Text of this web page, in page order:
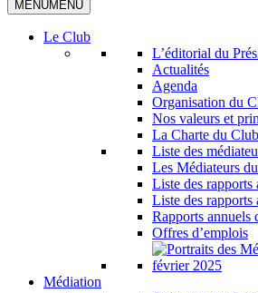
MENUMENU
Le Club
L’éditorial du
Actualités
Agenda
Organisation du
Nos valeurs et
La Charte du Club
Liste des
Les Médiateurs
Liste des rapports
Liste des rapports
Rapports annuels
Offres d’emplois
Médiation